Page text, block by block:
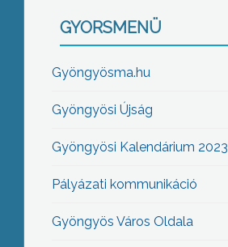
GYORSMENÜ
Gyöngyösma.hu
Gyöngyösi Újság
Gyöngyösi Kalendárium 2023
Pályázati kommunikáció
Gyöngyös Város Oldala